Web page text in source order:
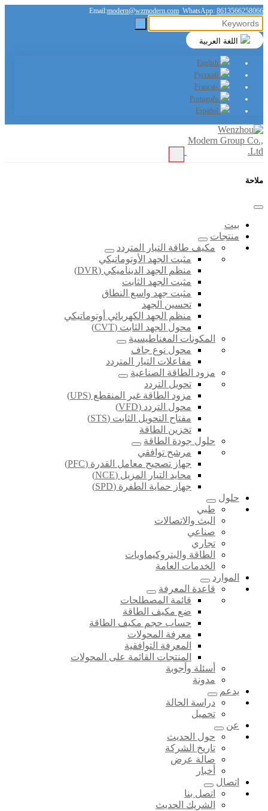
Email:modern@wzmodern.com WhatsApp: 8613566258066
ملاحة
بيت
منتجات
مكيف طاقة التيار المتردد
مثبت الجهد الأوتوماتيكي
منظم الجهد الديناميكي (DVR)
مثبت الجهد الثابت
مثبت جهد واسع النطاق
تحسين الجهد
منظم الجهد الكهربائي أوتوماتيكي
محول الجهد الثابت (CVT)
المكونات المغناطيسية
محول نوع جاف
مفاعلات التيار المتردد
مزود الطاقة الصناعية
تحويل التردد
مزود الطاقة غير المنقطع (UPS)
محول التردد (VFD)
مفتاح التحويل الثابت (STS)
تخزين الطاقة
حلول جودة الطاقة
مرشح توافقي
جهاز تصحيح معامل القدرة (PFC)
محايد التيار المزيل (NCE)
جهاز حماية الطفرة (SPD)
حلول
طبي
البث والاتصالات
صناعي
تجاري
الطاقة والبتروكيماويات
الخدمات العامة
الموارد
قاعدة المعرفة
قائمة المصطلحات
ضع مكيف الطاقة
حساب حجم مكيف الطاقة
معرفة المحولات
المعرفة التوافقية
المنتجات القائمة على المحولات
أسئلة وأجوبة
مدونة
يدعم
دراسة الحالة
تحميل
عن
حول الحديث
تاريخ الشركة
صالة عرض
أخبار
اتصال
اتصل بنا
الشريك الحديث